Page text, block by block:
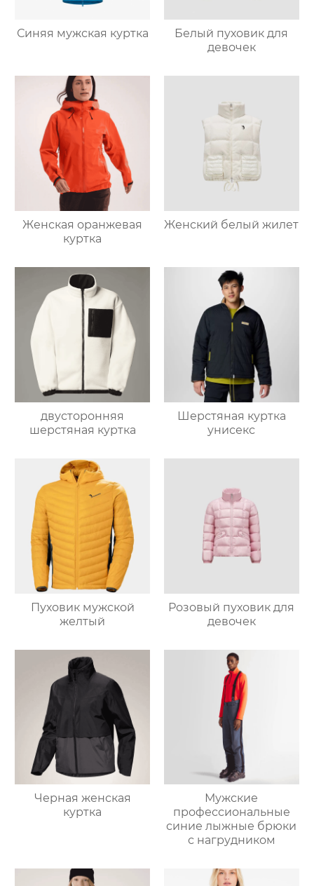
Синяя мужская куртка
Белый пуховик для
девочек
Женская оранжевая
куртка
Женский белый жилет
двусторонняя
шерстяная куртка
Шерстяная куртка
унисекс
Пуховик мужской
желтый
Розовый пуховик для
девочек
Черная женская
куртка
Мужские
профессиональные
синие лыжные брюки
с нагрудником